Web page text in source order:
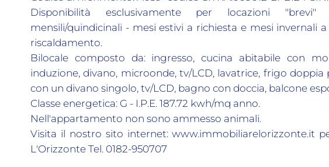
Disponibilità esclusivamente per locazioni
mensili/quindicinali - mesi estivi a richiesta e mesi invernali
riscaldamento.
Bilocale composto da: ingresso, cucina abitabile con
induzione, divano, microonde, tv/LCD, lavatrice, frigo
con un divano singolo, tv/LCD, bagno con doccia, balcone
Classe energetica: G - I.P.E. 187.72 kwh/mq anno.
Nell'appartamento non sono ammesso animali.
Visita il nostro sito internet: www.immobiliarelorizzonte.it
L'Orizzonte Tel. 0182-950707